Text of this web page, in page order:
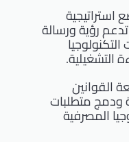
استراتيجية
رؤية ورسالة
التشغيلية.
القوانين
ودمج متطلبات
المصرفية